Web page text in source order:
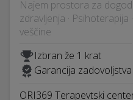
Najem prostora za
zdravljenja · Psihoterapija
veščine
Izbran že 1 krat
Garancija zadovoljstva
ORI369 Terapevtski